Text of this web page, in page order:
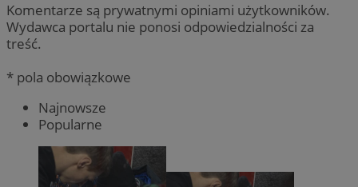
Komentarze są prywatnymi opiniami użytkowników.
Wydawca portalu nie ponosi odpowiedzialności za
treść.
* pola obowiązkowe
Najnowsze
Popularne